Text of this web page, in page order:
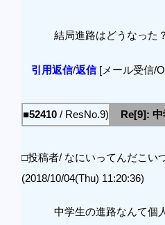
結局進路はどうなった？
引用返信/返信[メール受信/
■52410 / ResNo.9)
Re[9]:
□投稿者/ なにいってんだこい
(2018/10/04(Thu) 11:20:36)
中学生の進路なんて個